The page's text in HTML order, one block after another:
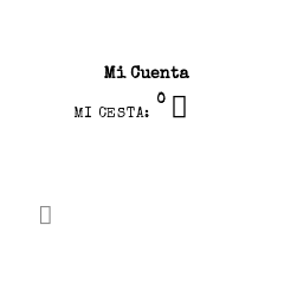
Mi Cuenta
MI CESTA:
0